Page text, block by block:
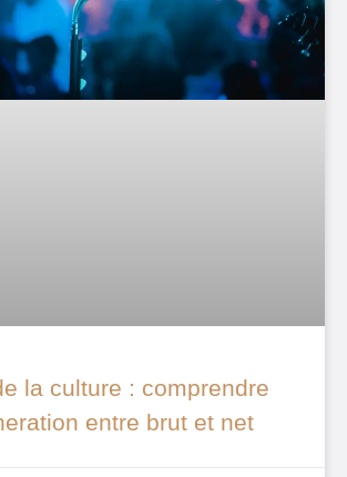
la culture : comprendre
entre brut et net